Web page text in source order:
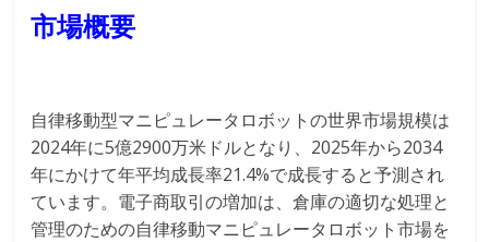
市場概要
自律移動型マニピュレータロボットの世界市場規模は
2024年に5億2900万米ドルとなり、2025年から2034
年にかけて年平均成長率21.4%で成長すると予測され
ています。電子商取引の増加は、倉庫の適切な処理と
管理のための自律移動マニピュレータロボット市場を